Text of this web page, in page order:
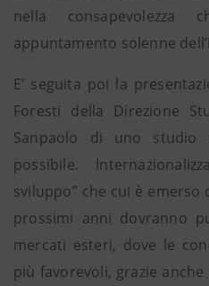
nella
appuntamento solenne
E’ seguita poi la
Foresti della Direzione
Sanpaolo di uno studio
possibile.
sviluppo” che cui è
prossimi anni dovranno
mercati esteri, dove le
più favorevoli, grazie